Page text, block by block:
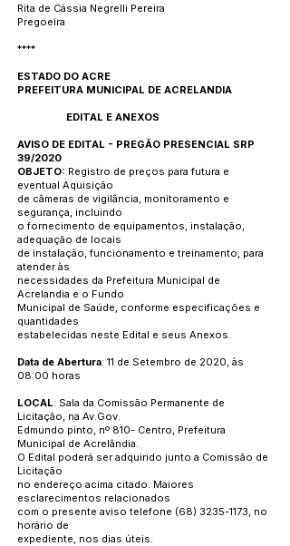
Rita de Cássia Negrelli Pereira
Pregoeira
****
ESTADO DO ACRE
PREFEITURA MUNICIPAL DE ACRELANDIA
EDITAL E ANEXOS
AVISO DE EDITAL - PREGÃO PRESENCIAL SRP
39/2020
OBJETO: Registro de preços para futura e
eventual Aquisição
de câmeras de vigilância, monitoramento e
segurança, incluindo
o fornecimento de equipamentos, instalação,
adequação de locais
de instalação, funcionamento e treinamento, para
atender às
necessidades da Prefeitura Municipal de
Acrelandia e o Fundo
Municipal de Saúde, conforme especificações e
quantidades
estabelecidas neste Edital e seus Anexos.
Data de Abertura: 11 de Setembro de 2020, às
08:00 horas
LOCAL: Sala da Comissão Permanente de
Licitação, na Av.Gov.
Edmundo pinto, nº 810- Centro, Prefeitura
Municipal de Acrelândia.
O Edital poderá ser adquirido junto a Comissão de
Licitação
no endereço acima citado. Maiores
esclarecimentos relacionados
com o presente aviso telefone (68) 3235-1173, no
horário de
expediente, nos dias úteis.